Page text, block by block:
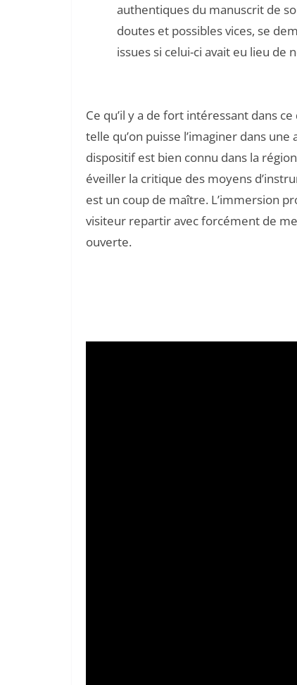
authentiques du manuscrit de
doutes et possibles vices, se
issues si celui-ci avait eu lieu de
Ce qu’il y a de fort intéressant dans
telle qu’on puisse l’imaginer dans
dispositif est bien connu dans la
éveiller la critique des moyens
est un coup de maître. L’immersion
visiteur repartir avec forcément de
ouverte.